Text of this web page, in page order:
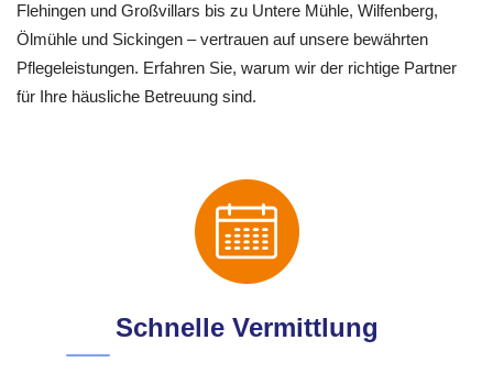
Flehingen und Großvillars bis zu Untere Mühle, Wilfenberg,
Ölmühle und Sickingen – vertrauen auf unsere bewährten
Pflegeleistungen. Erfahren Sie, warum wir der richtige Partner
für Ihre häusliche Betreuung sind.
Schnelle Vermittlung